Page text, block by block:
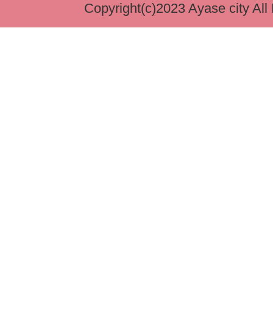
Copyright(c)2023 Ayase city